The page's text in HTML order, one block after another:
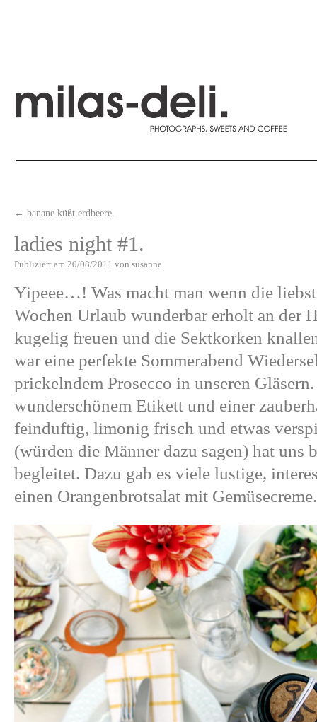
← banane küßt erdbeere.
ladies night #1.
Publiziert am 20/08/2011 von susanne
Yipeee…! Was macht man wenn die
Wochen Urlaub wunderbar erholt an der
kugelig freuen und die Sektkorken
war eine perfekte Sommerabend
prickelndem Prosecco in unseren
wunderschönem Etikett und einer
feinduftig, limonig frisch und etwas
(würden die Männer dazu sagen) hat uns
begleitet. Dazu gab es viele lustige,
einen Orangenbrotsalat mit Gemüsecreme.